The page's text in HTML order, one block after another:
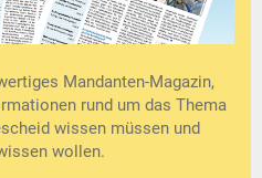
Mandanten-Magazin,
rund um das Thema
wissen müssen und
wollen.